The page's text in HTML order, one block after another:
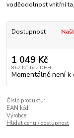
voděodolnost vnitřní
Dostupnost
1 049 Kč
867 Kč bez DPH
Momentálně není k
Číslo produktu:
EAN kód:
Výrobce:
Hlídat cenu / dostupnost